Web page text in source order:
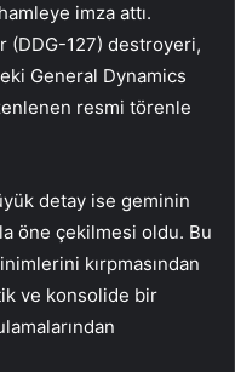
imza attı.
(DDG-127) destroyeri,
General Dynamics
resmi törenle
detay ise geminin
öne çekilmesi oldu. Bu
kırpmasından
ve konsolide bir